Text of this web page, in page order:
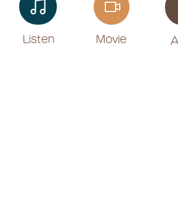
Listen​ Movie